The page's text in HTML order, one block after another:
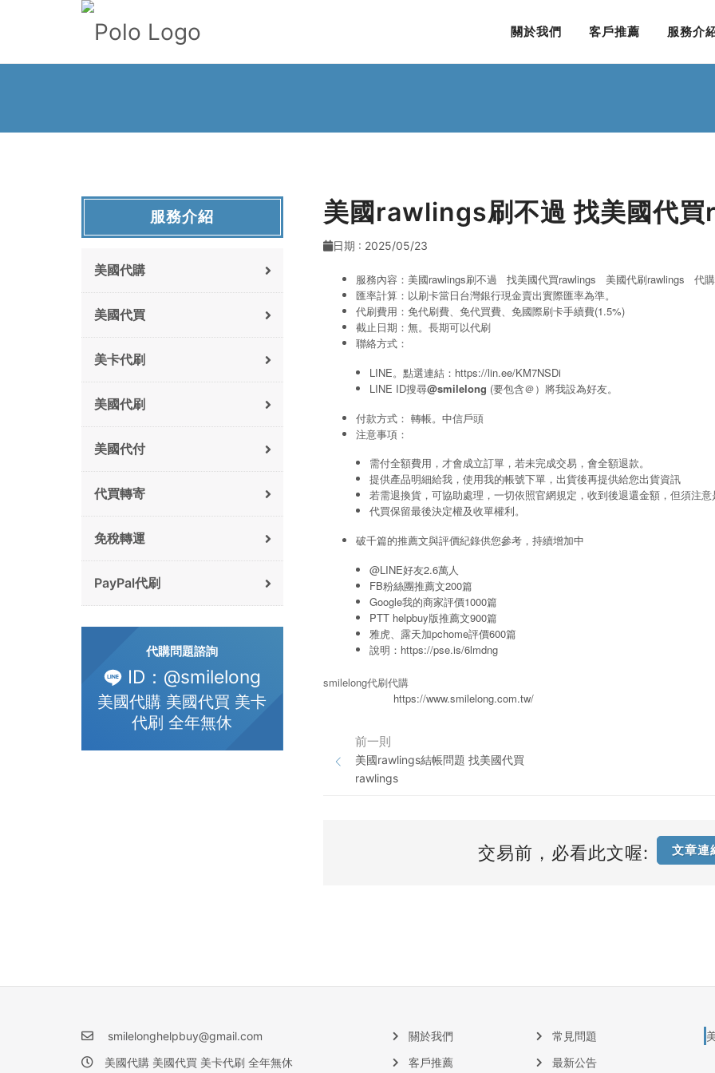
關於我們 客戶推薦 服務介
美國rawlings刷不過 找美國代
日期 : 2025/05/23
服務內容：美國rawlings刷不過 找美國代買rawlings 美國代刷rawlings 代
匯率計算：以刷卡當日台灣銀行現金賣出實際匯率為準。
代刷費用：免代刷費、免代買費、免國際刷卡手續費(1.5%)
截止日期：無。長期可以代刷
聯絡方式：
LINE。點選連結： https://lin.ee/KM7NSDi
LINE ID搜尋@smilelong (要包含＠）將我設為好友。
付款方式： 轉帳。中信戶頭
注意事項：
需付全額費用，才會成立訂單，若未完成交易，會全額退款。
提供產品明細給我，使用我的帳號下單，出貨後再提供給您出貨資訊
若需退換貨，可協助處理，一切依照官網規定，收到後退還金額，但須注
代買保留最後決定權及收單權利。
破千篇的推薦文與評價紀錄供您參考，持續增加中
@LINE好友2.6萬人
FB粉絲團推薦文200篇
Google我的商家評價1000篇
PTT helpbuy版推薦文900篇
雅虎、露天加pchome評價600篇
說明： https://pse.is/6lmdng
smilelong代刷代購
https://www.smilelong.com.tw/
前一則
美國rawlings結帳問題 找美國代買
rawlings
交易前，必看此文喔: 文章連
服務介紹
美國代購
美國代買
美卡代刷
美國代刷
美國代付
代買轉寄
免稅轉運
PayPal代刷
代購問題諮詢
ID：@smilelong
美國代購 美國代買 美卡
代刷 全年無休
smilelonghelpbuy@gmail.com
美國代購 美國代買 美卡代刷 全年無休
關於我們
客戶推薦
常見問題
最新公告